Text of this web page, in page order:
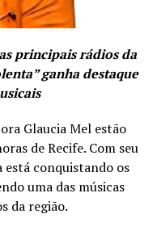
principais rádios da
ganha destaque
Glaucia Mel estão
de Recife. Com seu
está conquistando os
uma das músicas
da região.